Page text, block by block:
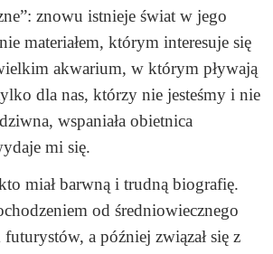
znowu istnieje świat w jego
materiałem, którym interesuje się
akwarium, w którym pływają
dla nas, którzy nie jesteśmy i nie
wspaniała obietnica
mi się.
miał barwną i trudną biografię.
od średniowiecznego
a później związał się z